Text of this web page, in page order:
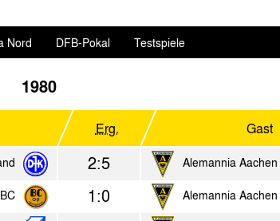
Nord DFB-Pokal Testspiele
1980
Erg. Gast
2:5 Alemannia Aachen
1:0 Alemannia Aachen